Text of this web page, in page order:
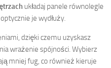
układaj panele równolegle
je wydłuży.
dzięki czemu uzyskasz
wrażenie spójności. Wybierz
mniej fug, co również kieruje